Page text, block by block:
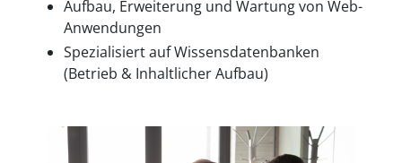
Aufbau, Erweiterung und Wartung von Web-
Anwendungen
Spezialisiert auf Wissensdatenbanken
(Betrieb & Inhaltlicher Aufbau)